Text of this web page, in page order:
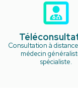
Consultation à
médecin
spécialiste.